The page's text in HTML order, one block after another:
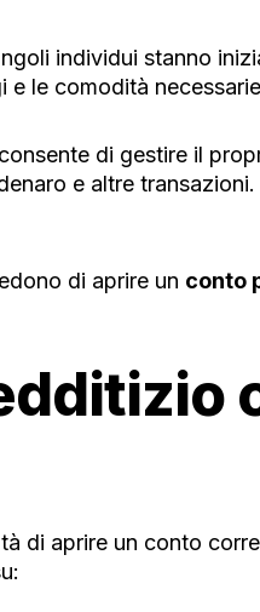
individui stanno
le comodità
di gestire il
e altre
di aprire un conto
di aprire un conto